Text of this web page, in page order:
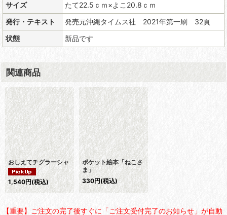
サイズ
たて22.5ｃｍ×よこ20.8ｃｍ
発行・テキスト
発売元沖縄タイムス社 2021年第一刷 32頁
状態
新品です
関連商品
おしえてチグラーシャ
1,540円(税込)
ポケット絵本「ねこさ
ま」
330円(税込)
【重要】ご注文の完了後すぐに「ご注文受付完了のお知らせ」が自動